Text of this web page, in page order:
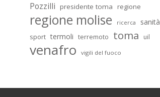
Pozzilli presidente toma regione
regione molise ricerca sanità
sport termoli terremoto toma uil
venafro vigili del fuoco